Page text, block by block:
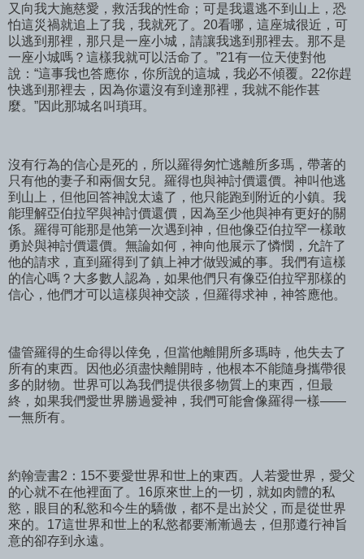
又向我大施慈愛，救活我的性命；可是我還逃不到山上，恐
怕這災禍就追上了我，我就死了。20看哪，這座城很近，可
以逃到那裡，那只是一座小城，請讓我逃到那裡去。那不是
一座小城嗎？這樣我就可以活命了。”21有一位天使對他
說：“這事我也答應你，你所說的這城，我必不傾覆。22你趕
快逃到那裡去，因為你還沒有到達那裡，我就不能作甚
麼。”因此那城名叫瑣珥。
沒有行為的信心是死的，所以羅得匆忙逃離所多瑪，帶著的
只有他的妻子和兩個女兒。羅得也與神討價還價。神叫他逃
到山上，但他回答神說太遠了，他只能跑到附近的小鎮。我
能理解亞伯拉罕與神討價還價，因為至少他與神有更好的關
係。羅得可能那是他第一次遇到神，但他像亞伯拉罕一樣敢
勇於與神討價還價。無論如何，神向他展示了憐憫，允許了
他的請求，直到羅得到了鎮上神才做毀滅的事。我們有這樣
的信心嗎？大多數人認為，如果他們只有像亞伯拉罕那樣的
信心，他們才可以這樣與神交談，但羅得求神，神答應他。
儘管羅得的生命得以倖免，但當他離開所多瑪時，他失去了
所有的東西。因他必須盡快離開時，他根本不能隨身攜帶很
多的財物。世界可以為我們提供很多物質上的東西，但最
終，如果我們愛世界勝過愛神，我們可能會像羅得一樣——
一無所有。
約翰壹書2：15不要愛世界和世上的東西。人若愛世界，愛父
的心就不在他裡面了。16原來世上的一切，就如肉體的私
慾，眼目的私慾和今生的驕傲，都不是出於父，而是從世界
來的。17這世界和世上的私慾都要漸漸過去，但那遵行神旨
意的卻存到永遠。